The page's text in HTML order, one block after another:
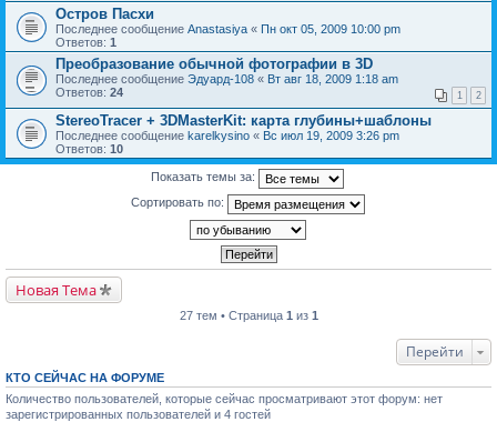
Остров Пасхи
Последнее сообщение Anastasiya « Пн окт 05, 2009 10:00 pm
Ответов: 1
Преобразование обычной фотографии в 3D
Последнее сообщение Эдуард-108 « Вт авг 18, 2009 1:18 am
Ответов: 24 1 2
StereoTracer + 3DMasterKit: карта глубины+шаблоны
Последнее сообщение karelkysino « Вс июл 19, 2009 3:26 pm
Ответов: 10
Показать темы за:
Сортировать по:
Новая Тема
27 тем • Страница 1 из 1
Перейти
КТО СЕЙЧАС НА ФОРУМЕ
Количество пользователей, которые сейчас просматривают этот форум: нет
зарегистрированных пользователей и 4 гостей